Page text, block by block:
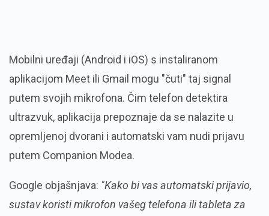
Mobilni uređaji (Android i iOS) s instaliranom
aplikacijom Meet ili Gmail mogu "čuti" taj signal
putem svojih mikrofona. Čim telefon detektira
ultrazvuk, aplikacija prepoznaje da se nalazite u
opremljenoj dvorani i automatski vam nudi prijavu
putem Companion Modea.
Google objašnjava: "Kako bi vas automatski prijavio,
sustav koristi mikrofon vašeg telefona ili tableta za